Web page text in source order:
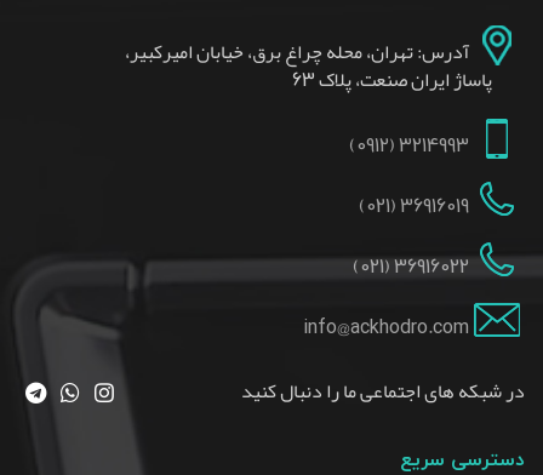
آدرس: تهران، محله چراغ برق، خیابان امیرکبیر،
پاساژ ایران صنعت، پلاک 63
3214993 (0912)
36916019 (021)
36916022 (021)
info@ackhodro.com
در شبکه های اجتماعی ما را دنبال کنید
دسترسی سریع